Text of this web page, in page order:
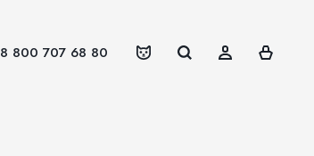
8 800 707 68 80